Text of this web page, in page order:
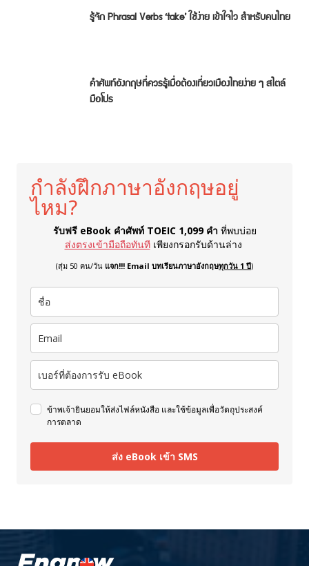
รู้จัก Phrasal Verbs ‘take’ ใช้ง่าย เข้าใจไว สำหรับคนไทย
คำศัพท์อังกฤษที่ควรรู้เมื่อต้องเที่ยวเมืองไทยง่าย ๆ สไตล์
มือโปร
กำลังฝึกภาษาอังกฤษอยู่
ไหม?
รับฟรี eBook คำศัพท์ TOEIC 1,099 คำ ที่พบบ่อย
ส่งตรงเข้ามือถือทันที เพียงกรอกรับด้านล่าง
(สุ่ม 50 คน/วัน แจก!!! Email บทเรียนภาษาอังกฤษทุกวัน 1 ปี)
ข้าพเจ้ายินยอมให้ส่งไฟล์หนังสือ และใช้ข้อมูลเพื่อวัตถุประสงค์
การตลาด
ส่ง eBook เข้า SMS